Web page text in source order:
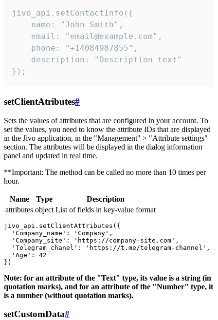
jivo_api.setContactInfo({
    name: "John Smith",
    email: "email@example.com",
    phone: "+14084987855",
    description: "Description text"
});
setClientAtributes#
Sets the values ​​of attributes that are configured in your account. To
set the values, you need to know the attribute IDs that are displayed
in the Jivo application, in the "Management" > "Attribute settings"
section. The attributes will be displayed in the dialog information
panel and updated in real time.
**Important: The method can be called no more than 10 times per
hour.
Name Type
Description
attributes object List of fields in key-value format
jivo_api.setClientAttributes({
  'Company_name': 'Company',
  'Company_site': 'https://company-site.com',
  'Telegram_chanel': 'https://t.me/telegram-channel',
  'Age': 42
Note: for an attribute of the "Text" type, its value is a string (in
quotation marks), and for an attribute of the "Number" type, it
is a number (without quotation marks).
setCustomData#